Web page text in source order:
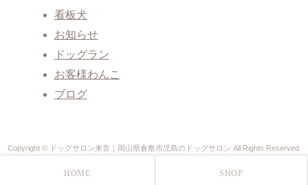
HOME SHOP
看板犬
お知らせ
ドッグラン
お客様わんこ
ブログ
Copyright © ドッグサロン来音｜岡山県倉敷市児島のドッグサロン All Rights Reserved.